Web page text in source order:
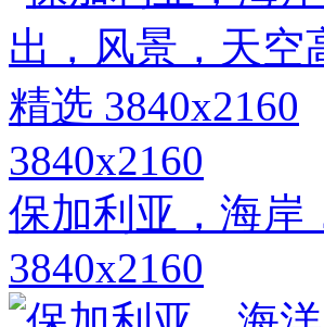
3840x2160
保加利亚，海岸
3840x2160